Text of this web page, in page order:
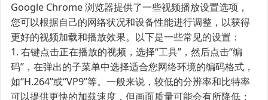
Google Chrome 浏览器提供了一些视频播放设置选项，
您可以根据自己的网络状况和设备性能进行调整，以获得
更好的视频加载和播放效果。以下是一些常见的设置：
1. 右键点击正在播放的视频，选择“工具”，然后点击“编
码”，在弹出的子菜单中选择适合您网络环境的编码格式，
如“H.264”或“VP9”等。一般来说，较低的分辨率和比特率
可以提供更快的加载速度，但画面质量可能会有所降低；